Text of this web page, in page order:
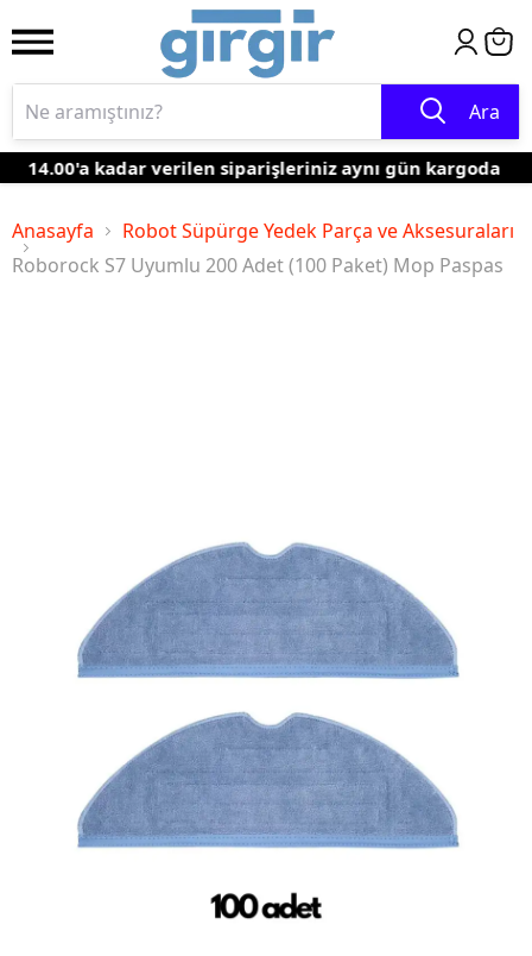
Ara
14.00'a kadar verilen siparişleriniz aynı gün kargoda
Anasayfa
Robot Süpürge Yedek Parça ve Aksesuraları
Roborock S7 Uyumlu 200 Adet (100 Paket) Mop Paspas